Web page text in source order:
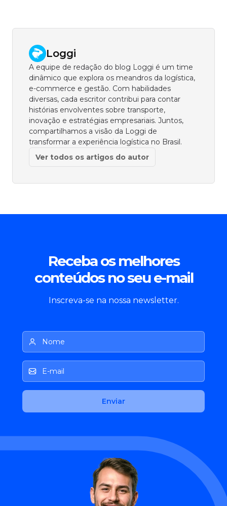
Loggi
A equipe de redação do blog Loggi é um time
dinâmico que explora os meandros da logística,
e-commerce e gestão. Com habilidades
diversas, cada escritor contribui para contar
histórias envolventes sobre transporte,
inovação e estratégias empresariais. Juntos,
compartilhamos a visão da Loggi de
transformar a experiência logística no Brasil.
Ver todos os artigos do autor
Receba os melhores
conteúdos no seu e-mail
Inscreva-se na nossa newsletter.
Nome
E-mail
Enviar